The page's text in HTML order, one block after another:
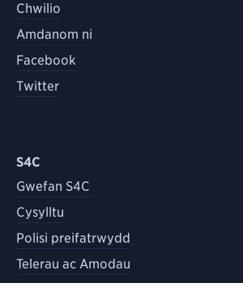
Chwilio
Amdanom ni
Facebook
Twitter
S4C
Gwefan S4C
Cysylltu
Polisi preifatrwydd
Telerau ac Amodau